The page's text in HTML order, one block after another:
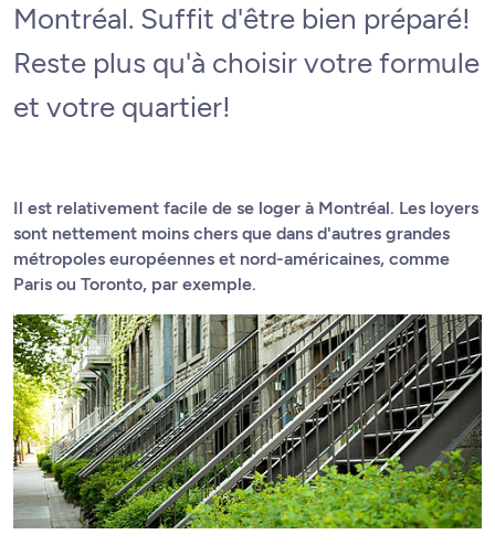
Montréal. Suffit d'être bien préparé!
Reste plus qu'à choisir votre formule
et votre quartier!
Il est relativement facile de se loger à Montréal. Les loyers
sont nettement moins chers que dans d'autres grandes
métropoles européennes et nord-américaines, comme
Paris ou Toronto, par exemple.